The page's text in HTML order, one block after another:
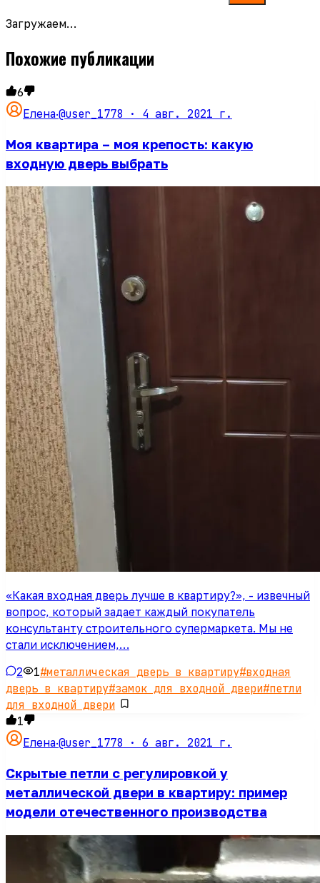
Загружаем…
Похожие публикации
6
Елена·@user_1778 · 4 авг. 2021 г.
Моя квартира – моя крепость: какую
входную дверь выбрать
«Какая входная дверь лучше в квартиру?», - извечный
вопрос, который задает каждый покупатель
консультанту строительного супермаркета. Мы не
стали исключением,…
2 1#металлическая дверь в квартиру#входная
дверь в квартиру#замок для входной двери#петли
для входной двери
1
Елена·@user_1778 · 6 авг. 2021 г.
Скрытые петли с регулировкой у
металлической двери в квартиру: пример
модели отечественного производства